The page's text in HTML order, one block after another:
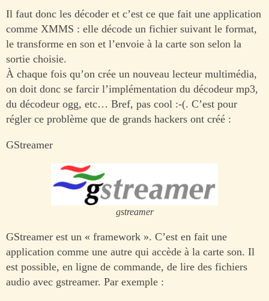
Il faut donc les décoder et c’est ce que fait une application
comme XMMS : elle décode un fichier suivant le format,
le transforme en son et l’envoie à la carte son selon la
sortie choisie.
À chaque fois qu’on crée un nouveau lecteur multimédia,
on doit donc se farcir l’implémentation du décodeur mp3,
du décodeur ogg, etc… Bref, pas cool :-(. C’est pour
régler ce problème que de grands hackers ont créé :
GStreamer
gstreamer
GStreamer est un « framework ». C’est en fait une
application comme une autre qui accède à la carte son. Il
est possible, en ligne de commande, de lire des fichiers
audio avec gstreamer. Par exemple :